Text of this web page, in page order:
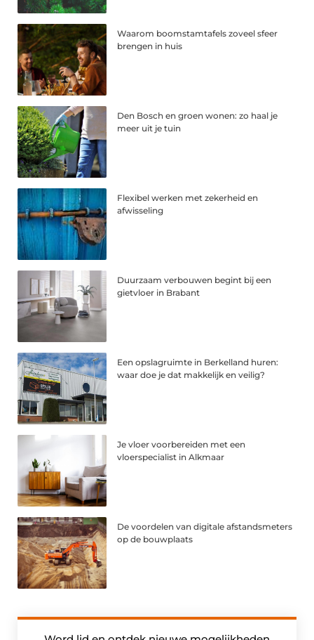
Waarom boomstamtafels zoveel sfeer
brengen in huis
Den Bosch en groen wonen: zo haal je
meer uit je tuin
Flexibel werken met zekerheid en
afwisseling
Duurzaam verbouwen begint bij een
gietvloer in Brabant
Een opslagruimte in Berkelland huren:
waar doe je dat makkelijk en veilig?
Je vloer voorbereiden met een
vloerspecialist in Alkmaar
De voordelen van digitale afstandsmeters
op de bouwplaats